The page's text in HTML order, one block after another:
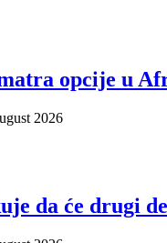
opcije u
2026
da će drugi